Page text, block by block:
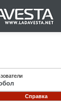
Справка